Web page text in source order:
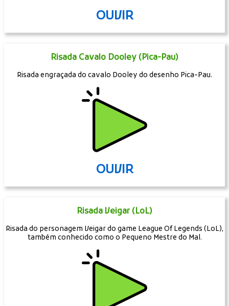
OUVIR
Risada Cavalo Dooley (Pica-Pau)
Risada engraçada do cavalo Dooley do desenho Pica-Pau.
OUVIR
Risada Veigar (LoL)
Risada do personagem Veigar do game League Of Legends (LoL),
também conhecido como o Pequeno Mestre do Mal.